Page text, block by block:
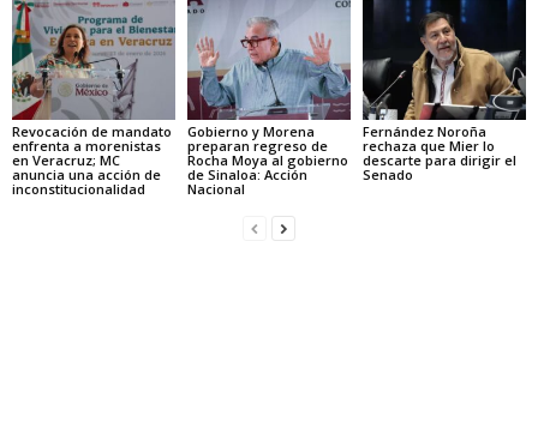
Revocación de mandato
enfrenta a morenistas
en Veracruz; MC
anuncia una acción de
inconstitucionalidad
Gobierno y Morena
preparan regreso de
Rocha Moya al gobierno
de Sinaloa: Acción
Nacional
Fernández Noroña
rechaza que Mier lo
descarte para dirigir el
Senado